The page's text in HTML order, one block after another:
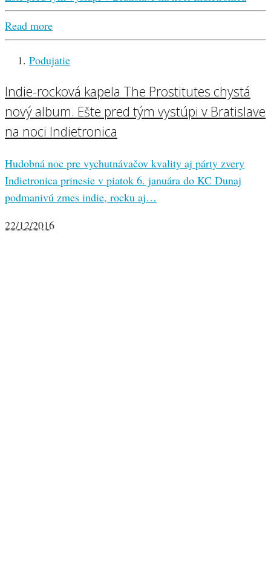
Read more
Podujatie
Indie-rocková kapela The Prostitutes chystá
nový album. Ešte pred tým vystúpi v Bratislave
na noci Indietronica
Hudobná noc pre vychutnávačov kvality aj párty zvery
Indietronica prinesie v piatok 6. januára do KC Dunaj
podmanivú zmes indie, rocku aj…
22/12/2016